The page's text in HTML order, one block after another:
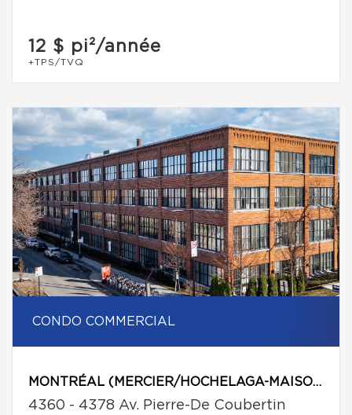
12 $ pi²/année
+TPS/TVQ
CONDO COMMERCIAL
MONTRÉAL (MERCIER/HOCHELAGA-MAISONNEUVE)
4360 - 4378 Av. Pierre-De Coubertin